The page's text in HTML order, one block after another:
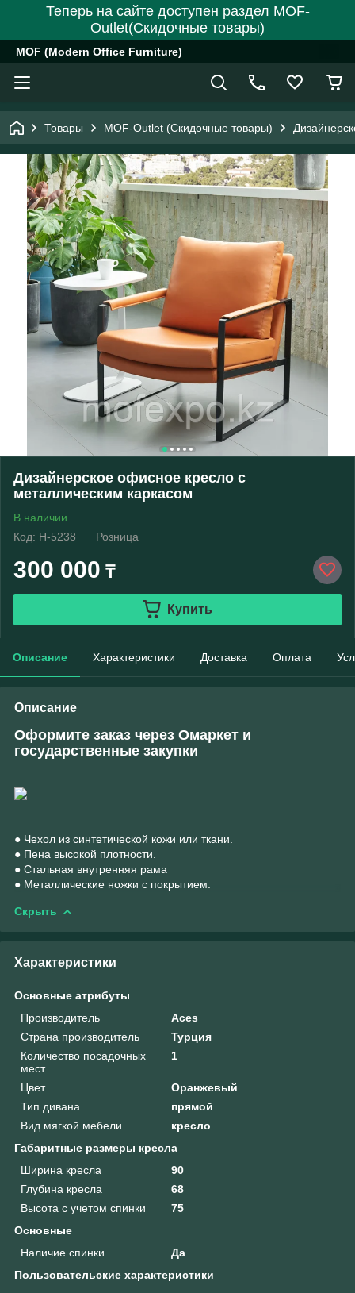
Теперь на сайте доступен раздел MOF-
Outlet(Скидочные товары)
MOF (Modern Office Furniture)
Товары MOF-Outlet (Скидочные товары)
Дизайнерское офисное кресло c
металлическим каркасом
В наличии
Код: Н-5238
Розница
300 000 ₸
Купить
Описание Характеристики Доставка Оплата
Описание
Оформите заказ через Омаркет и
государственные закупки
● Чехол из синтетической кожи или ткани.
● Пена высокой плотности.
● Стальная внутренняя рама
● Металлические ножки с покрытием.
Скрыть
Характеристики
Основные атрибуты
Производитель
Aces
Страна производитель
Турция
Количество посадочных
мест
1
Цвет
Оранжевый
Тип дивана
прямой
Вид мягкой мебели
кресло
Габаритные размеры кресла
Ширина кресла
90
Глубина кресла
68
Высота с учетом спинки
75
Основные
Наличие спинки
Да
Пользовательские характеристики